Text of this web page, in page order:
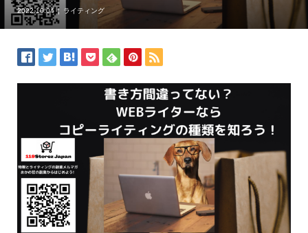
2022.10.04 ライティング